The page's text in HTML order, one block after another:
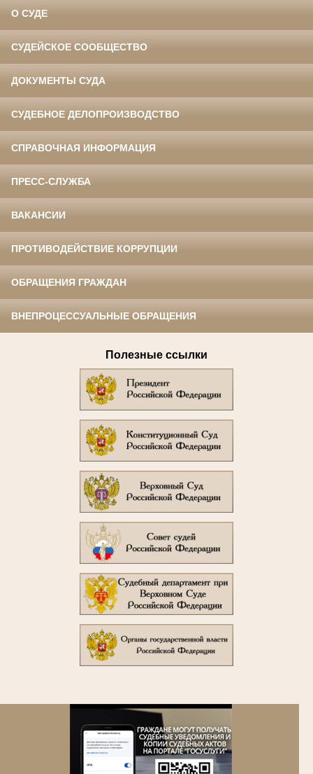
О СУДЕ
СУДЕЙСКОЕ СООБЩЕСТВО
ДОКУМЕНТЫ СУДА
СУДЕБНОЕ ДЕЛОПРОИЗВОДСТВО
СПРАВОЧНАЯ ИНФОРМАЦИЯ
ПРЕСС-СЛУЖБА
ВАКАНСИИ
ПРОТИВОДЕЙСТВИЕ КОРРУПЦИИ
ОБРАЩЕНИЯ ГРАЖДАН
ВНЕПРОЦЕССУАЛЬНЫЕ ОБРАЩЕНИЯ
Полезные ссылки